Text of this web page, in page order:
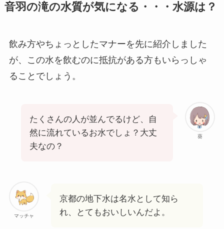
音羽の滝の水質が気になる・・・水源は？
飲み方やちょっとしたマナーを先に紹介しました
が、この水を飲むのに抵抗がある方もいらっしゃ
ることでしょう。
葵
たくさんの人が並んでるけど、自
然に流れているお水でしょ？大丈
夫なの？
マッチャ
京都の地下水は名水として知ら
れ、とてもおいしいんだよ。